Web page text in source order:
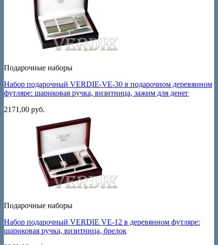
Подарочные наборы
Набор подарочный VERDIE-VE-30 в подарочном деревянном
футляре: шариковая ручка, визитница, зажим для денег
2171,00 руб.
Подарочные наборы
Набор подарочный VERDIE VE-12 в деревянном футляре:
шариковая ручка, визитница, брелок